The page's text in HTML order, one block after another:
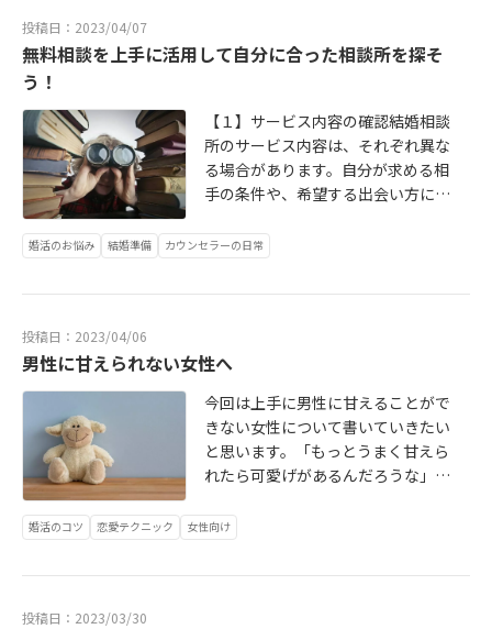
3.積極的に出会いの場へ出ていく今
パーティーや街コンにも参加してみ
ましょう。出会いのチャンスが広が
るのはもちろん、コミュニケーショ
ンの取り方を勉強する場にもなりま
す。⒋自分を改めて分析してみる今
まで恋愛がうまくいかなかった・理
想の相手に出会えなかったのは何が
け入れるのも大事です。5.理想のお
相手像を明確にするどんな相手と結
婚したいのか、理想のお相手像を明
確にすることが大事です。共通の趣
味を持ちたい・料理が得意な人がい
い・一緒にお酒を楽しみたい・犬好
に求めることを書き出してみてもい
明確になれば、より効率的に婚活す
投稿日：2023/04/07
無料相談を上手に活用して自分に合った相談所を探そ
う！
【１】サービス内容の確認結婚相談
所のサービス内容は、それぞれ異な
る場合があります。自分が求める相
手の条件や、希望する出会い方に合
ょう。【２】料金体系結婚相談所に
などが発生する場合があります。料
【３】相談所の評判や口コミを確認
用した人たちの意見が反映されてい
ます。複数のサイトやSNSなどで、
相談所の評判を確認し、信頼性の高
い相談所を選びましょう。【４】相
規模や地域性によって、提供される
があります。【５】プロフィールの
婚活のお悩み 結婚準備 カウンセラーの日常
投稿日：2023/04/06
男性に甘えられない女性へ
今回は上手に男性に甘えることがで
きない女性について書いていきたい
と思います。「もっとうまく甘えら
れたら可愛げがあるんだろうな」私
があります。なぜか男性に素直に甘
えられないってありますよね！何で
も自分でやってしまったり、やって
婚活のコツ 恋愛テクニック 女性向け
投稿日：2023/03/30